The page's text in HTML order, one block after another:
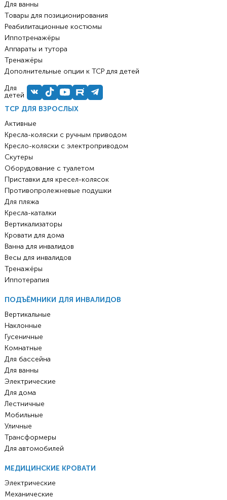
ТСР ДЛЯ ВЗРОСЛЫХ
Активные
Кресла-коляски с ручным приводом
Кресло-коляски с электроприводом
Скутеры
Оборудование с туалетом
Приставки для кресел-колясок
Противопролежневые подушки
Для пляжа
Кресла-каталки
Вертикализаторы
Кровати для дома
Ванна для инвалидов
Весы для инвалидов
Тренажёры
Иппотерапия
ПОДЪЁМНИКИ ДЛЯ ИНВАЛИДОВ
Вертикальные
Наклонные
Гусеничные
Комнатные
Для бассейна
Для ванны
Электрические
Для дома
Лестничные
Мобильные
Уличные
Трансформеры
Для автомобилей
МЕДИЦИНСКИЕ КРОВАТИ
Электрические
Механические
Для ванны
Товары для позиционирования
Реабилитационные костюмы
Иппотренажёры
Аппараты и тутора
Тренажёры
Дополнительные опции к ТСР для детей
Для
детей